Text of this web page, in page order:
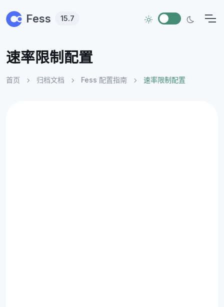
Fess 15.7
速率限制配置
首页 归档文档 Fess 配置指南 速率限制配置